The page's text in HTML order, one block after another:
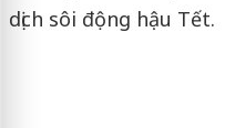
dịch sôi động hậu Tết.